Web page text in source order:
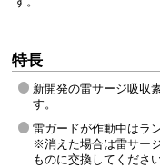
特長
新開発の雷サージ吸収
す。
雷ガードが作動中はラ
※消えた場合は雷サー
ものに交換してください